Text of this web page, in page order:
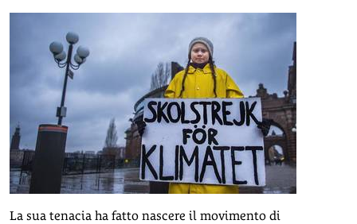
La sua tenacia ha fatto nascere il movimento di